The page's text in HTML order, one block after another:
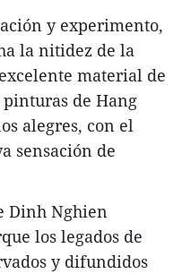
y experimento,
la nitidez de la
material de
de Hang
alegres, con el
sensación de
Dinh Nghien
los legados de
y difundidos